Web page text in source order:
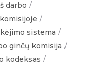
darbo
sistema
ginčų komisija
kodeksas